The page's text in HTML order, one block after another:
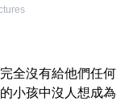
全沒有給他們任何
的小孩中沒人想成為